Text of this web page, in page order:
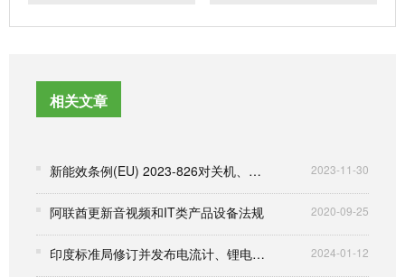
相关文章
新能效条例(EU) 2023-826对关机、待机和联网待机功耗的要求 2023-11-30
阿联酋更新音视频和IT类产品设备法规 2020-09-25
印度标准局修订并发布电流计、锂电池等7项标准 2024-01-12